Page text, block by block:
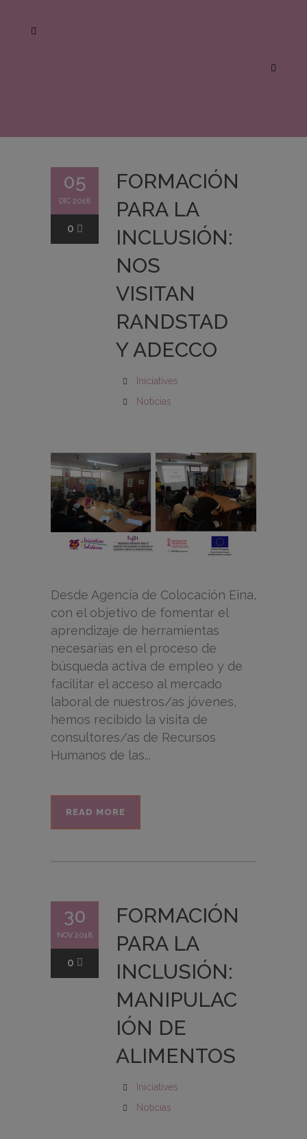
05
DIC 2018
0
FORMACIÓN
PARA LA
INCLUSIÓN:
NOS
VISITAN
RANDSTAD
Y ADECCO
Iniciatives
Noticias
Desde Agencia de Colocación Eina,
con el objetivo de fomentar el
aprendizaje de herramientas
necesarias en el proceso de
búsqueda activa de empleo y de
facilitar el acceso al mercado
laboral de nuestros/as jóvenes,
hemos recibido la visita de
consultores/as de Recursos
Humanos de las...
READ MORE
30
NOV 2018
0
FORMACIÓN
PARA LA
INCLUSIÓN:
MANIPULAC
IÓN DE
ALIMENTOS
Iniciatives
Noticias